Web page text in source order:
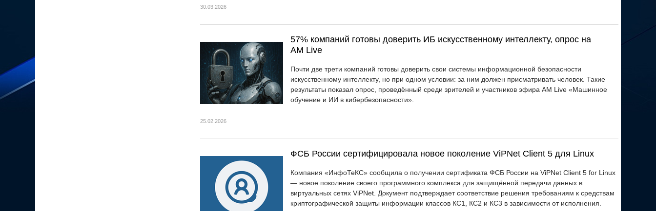
30.03.2026
57% компаний готовы доверить ИБ искусственному интеллекту, опрос на
AM Live
Почти две трети компаний готовы доверить свои системы информационной безопасности
искусственному интеллекту, но при одном условии: за ним должен присматривать человек. Такие
результаты показал опрос, проведённый среди зрителей и участников эфира AM Live «Машинное
обучение и ИИ в кибербезопасности».
25.02.2026
ФСБ России сертифицировала новое поколение ViPNet Client 5 для Linux
Компания «ИнфоТеКС» сообщила о получении сертификата ФСБ России на ViPNet Client 5 for Linux
— новое поколение своего программного комплекса для защищённой передачи данных в
виртуальных сетях ViPNet. Документ подтверждает соответствие решения требованиям к средствам
криптографической защиты информации классов КС1, КС2 и КС3 в зависимости от исполнения.